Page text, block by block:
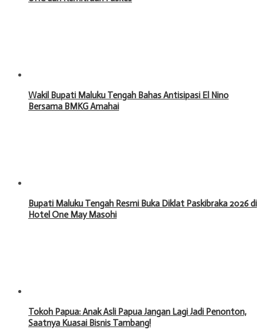
Wakil Bupati Maluku Tengah Bahas Antisipasi El Nino
Bersama BMKG Amahai
Bupati Maluku Tengah Resmi Buka Diklat Paskibraka 2026 di
Hotel One May Masohi
Tokoh Papua: Anak Asli Papua Jangan Lagi Jadi Penonton,
Saatnya Kuasai Bisnis Tambang!